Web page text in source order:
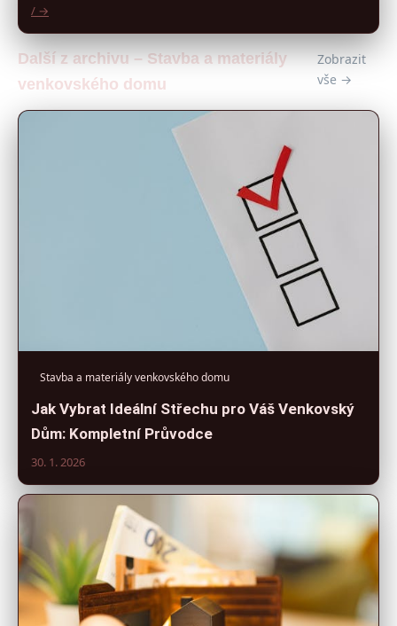
/ →
Další z archivu – Stavba a materiály
venkovského domu
Zobrazit
vše →
Stavba a materiály venkovského domu
Jak Vybrat Ideální Střechu pro Váš Venkovský
Dům: Kompletní Průvodce
30. 1. 2026